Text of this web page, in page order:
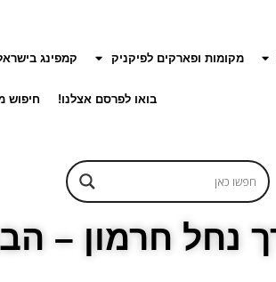
מקומות ופארקים לפיקניק קמפינג
בואו לפרסם אצלנו! חיפוש
נחל חרמון –